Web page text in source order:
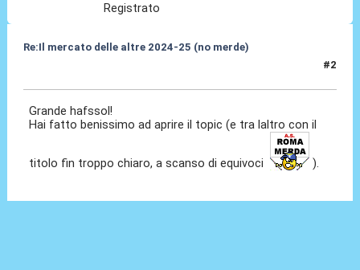
Registrato
Re:Il mercato delle altre 2024-25 (no merde)
#2
Grande hafssol!
Hai fatto benissimo ad aprire il topic (e tra laltro con il
titolo fin troppo chiaro, a scanso di equivoci ).